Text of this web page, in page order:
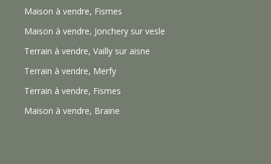
Maison à vendre, Fismes
Maison à vendre, Jonchery sur vesle
Terrain à vendre, Vailly sur aisne
Terrain à vendre, Merfy
Terrain à vendre, Fismes
Maison à vendre, Braine